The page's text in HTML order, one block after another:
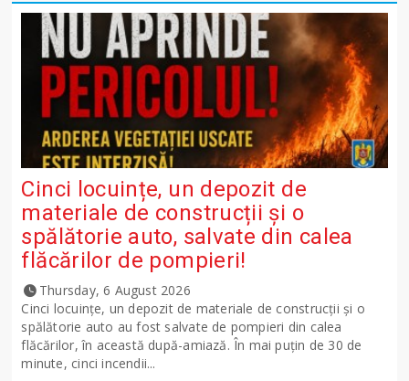
Cinci locuințe, un depozit de
materiale de construcții și o
spălătorie auto, salvate din calea
flăcărilor de pompieri!
Thursday, 6 August 2026
Cinci locuințe, un depozit de materiale de construcții și o
spălătorie auto au fost salvate de pompieri din calea
flăcărilor, în această după-amiază. În mai puțin de 30 de
minute, cinci incendii...